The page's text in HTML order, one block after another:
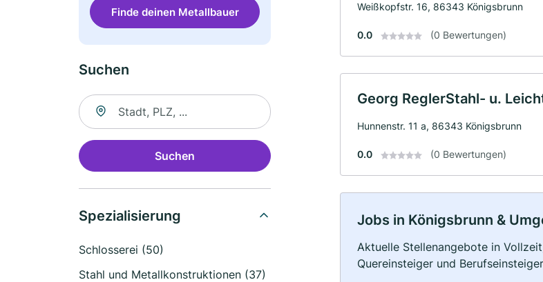
Finde deinen Metallbauer
Suchen
Suche nach Ort
Suchen
Spezialisierung
Schlosserei (50)
Stahl und Metallkonstruktionen (37)
Weißkopfstr. 16, 86343 Königsbrunn
0.0 (0 Bewertungen)
Georg ReglerStahl- u.
Hunnenstr. 11 a, 86343 Königsbrunn
0.0 (0 Bewertungen)
Jobs in Königsbrunn &
Aktuelle Stellenangebote in
Quereinsteiger und